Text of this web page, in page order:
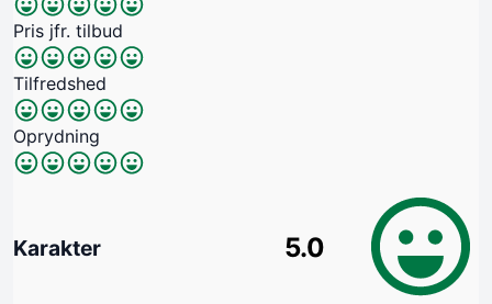
Pris jfr. tilbud
Tilfredshed
Oprydning
Karakter 5.0